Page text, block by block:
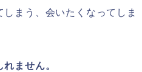
まう、会いたくなってしま
ません。